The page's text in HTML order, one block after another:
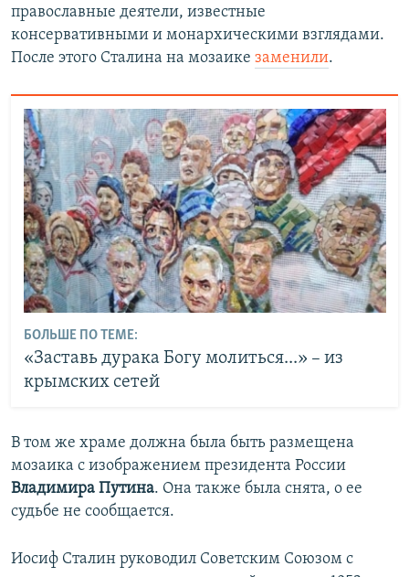
православные деятели, известные
консервативными и монархическими взглядами.
После этого Сталина на мозаике заменили.
БОЛЬШЕ ПО ТЕМЕ:
«Заставь дурака Богу молиться...» – из
крымских сетей
В том же храме должна была быть размещена
мозаика с изображением президента России
Владимира Путина. Она также была снята, о ее
судьбе не сообщается.
Иосиф Сталин руководил Советским Союзом с